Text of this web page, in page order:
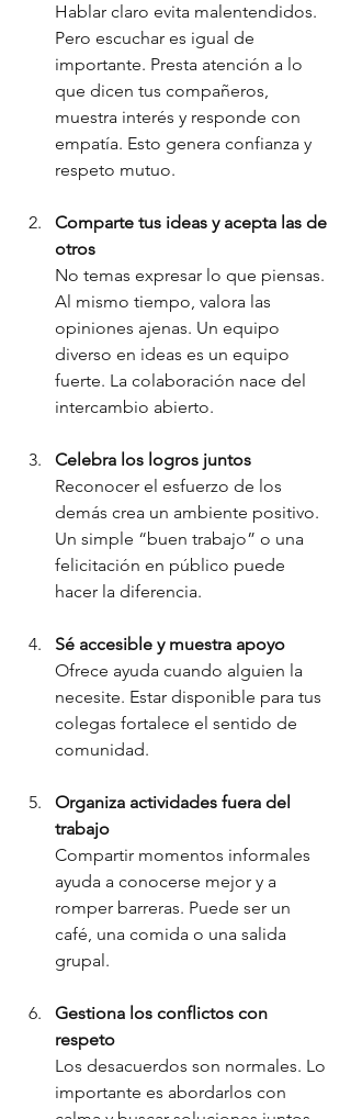
Hablar claro evita malentendidos.
Pero escuchar es igual de
importante. Presta atención a lo
que dicen tus compañeros,
muestra interés y responde con
empatía. Esto genera confianza y
respeto mutuo.
Comparte tus ideas y acepta las de
otros
No temas expresar lo que piensas.
Al mismo tiempo, valora las
opiniones ajenas. Un equipo
diverso en ideas es un equipo
fuerte. La colaboración nace del
intercambio abierto.
Celebra los logros juntos
Reconocer el esfuerzo de los
demás crea un ambiente positivo.
Un simple “buen trabajo” o una
felicitación en público puede
hacer la diferencia.
Sé accesible y muestra apoyo
Ofrece ayuda cuando alguien la
necesite. Estar disponible para tus
colegas fortalece el sentido de
comunidad.
Organiza actividades fuera del
trabajo
Compartir momentos informales
ayuda a conocerse mejor y a
romper barreras. Puede ser un
café, una comida o una salida
grupal.
Gestiona los conflictos con
respeto
Los desacuerdos son normales. Lo
importante es abordarlos con